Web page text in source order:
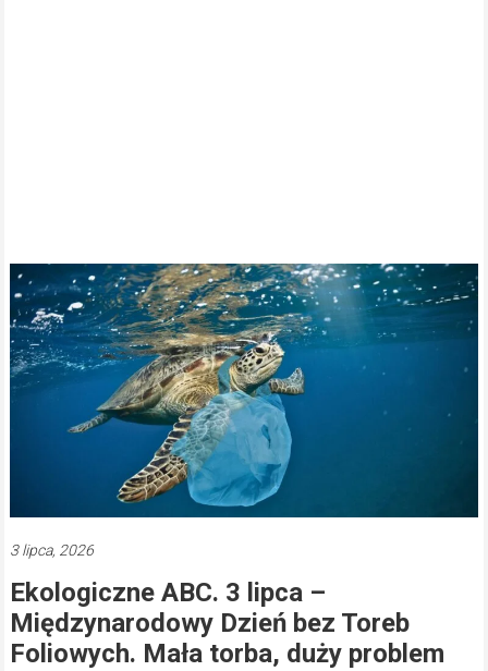
3 lipca, 2026
Ekologiczne ABC. 3 lipca –
Międzynarodowy Dzień bez Toreb
Foliowych. Mała torba, duży problem